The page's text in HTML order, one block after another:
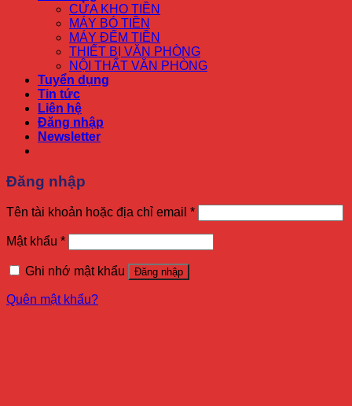
CỬA KHO TIỀN
MÁY BÓ TIỀN
MÁY ĐẾM TIỀN
THIẾT BỊ VĂN PHÒNG
NỘI THẤT VĂN PHÒNG
Tuyển dụng
Tin tức
Liên hệ
Đăng nhập
Newsletter
Đăng nhập
Tên tài khoản hoặc địa chỉ email *
Mật khẩu *
Ghi nhớ mật khẩu Đăng nhập
Quên mật khẩu?